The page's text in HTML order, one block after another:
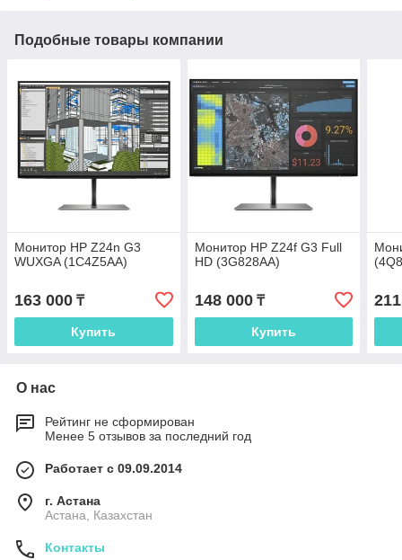
Подобные товары компании
Монитор HP Z24n G3
WUXGA (1C4Z5AA)
163 000 ₸
Купить
Монитор HP Z24f G3 Full
HD (3G828AA)
148 000₸
Купить
О нас
Рейтинг не сформирован
Менее 5 отзывов за последний год
Работает с 09.09.2014
г. Астана
Астана, Казахстан
Контакты